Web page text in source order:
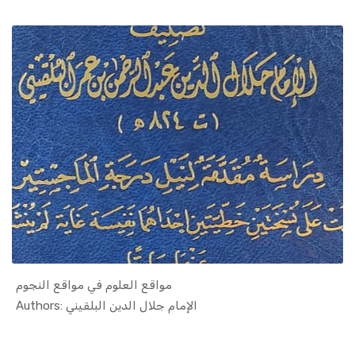
مواقع العلوم في مواقع النجوم
Authors: الإمام جلال الدين البلقيني
In Islamic...